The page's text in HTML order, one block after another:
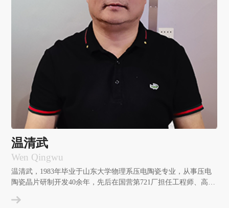
温清武
Wen Qingwu
温清武，1983年毕业于山东大学物理系压电陶瓷专业，从事压电
陶瓷晶片研制开发40余年，先后在国营第721厂担任工程师、高级
业，2018年5月起担任固特电陶项目技术负责人。